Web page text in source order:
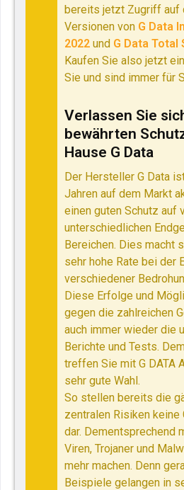
bereits jetzt Zugriff auf
Versionen von G Data
2022 und G Data Total
Kaufen Sie also jetzt
Sie und sind immer für
Verlassen Sie
bewährten
Hause G Data
Der Hersteller G Data
Jahren auf dem Markt
einen guten Schutz auf
unterschiedlichen
Bereichen. Dies macht
sehr hohe Rate bei der
verschiedener
Diese Erfolge und
gegen die zahlreichen
auch immer wieder die
Berichte und Tests.
treffen Sie mit G DATA
sehr gute Wahl.
So stellen bereits die
zentralen Risiken keine
dar. Dementsprechend
Viren, Trojaner und
mehr machen. Denn
Beispiele gelangen in